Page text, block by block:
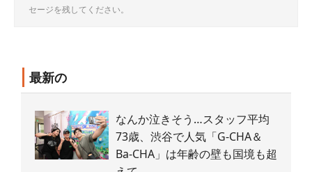
セージを残してください。
最新の
なんか泣きそう…スタッフ平均
73歳、渋谷で人気「G-CHA＆
Ba-CHA」は年齢の壁も国境も超